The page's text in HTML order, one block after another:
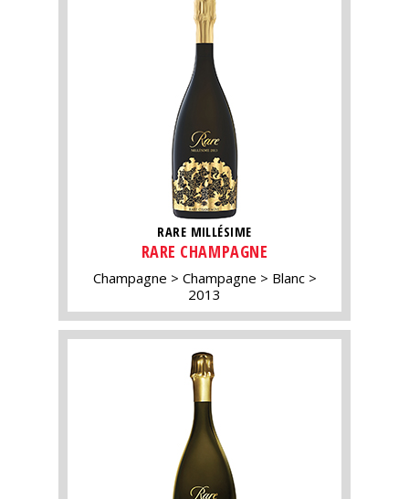
RARE MILLÉSIME
RARE CHAMPAGNE
Champagne Champagne
Blanc
2013